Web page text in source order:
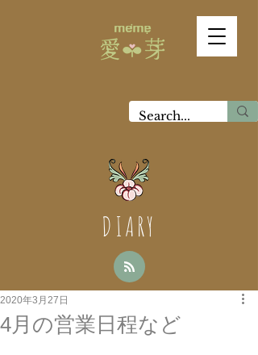
DIARY
4月の営業日程など
2020年3月27日